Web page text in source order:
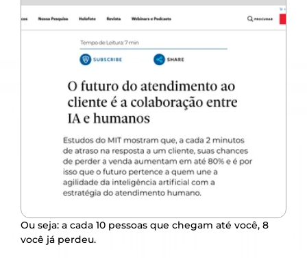
Ou seja: a cada 10 pessoas que chegam até você, 8
você já perdeu.